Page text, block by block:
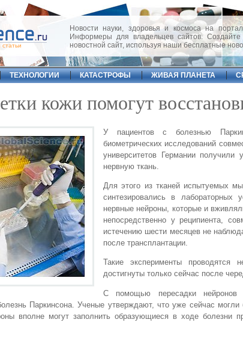
Новости науки, здоровья и космоса на
Информеры для владельцев сайтов. Создайте
новостной сайт, используя наши бесплатные
ТЕХНОЛОГИИ КАТАСТРОФЫ ЖИВАЯ ПЛАНЕТА
кожи помогут
У пациентов с болезнью
биометрических исследований
университетов Германии
нервную ткань.
Для этого из тканей испытуемых
синтезировались в
нервные нейроны, которые и
непосредственно у реципиента,
истечению шести месяцев не
после трансплантации.
Такие эксперименты
достигнуты только сейчас после
С помощью пересадки нейронов
Паркинсона. Ученые утверждают, что уже сейчас могли
вполне могут заполнить образующиеся в ходе болезни